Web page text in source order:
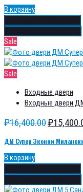
В корзину
Sale
Sale
Входные двери
Входные двери
₽16,400.00₽
ДМ Супер Эконом
В корзину